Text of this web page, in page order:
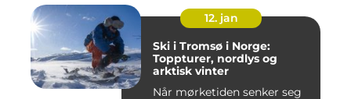
12. jan
Ski i Tromsø i Norge:
Toppturer, nordlys og
arktisk vinter
Når mørketiden senker seg